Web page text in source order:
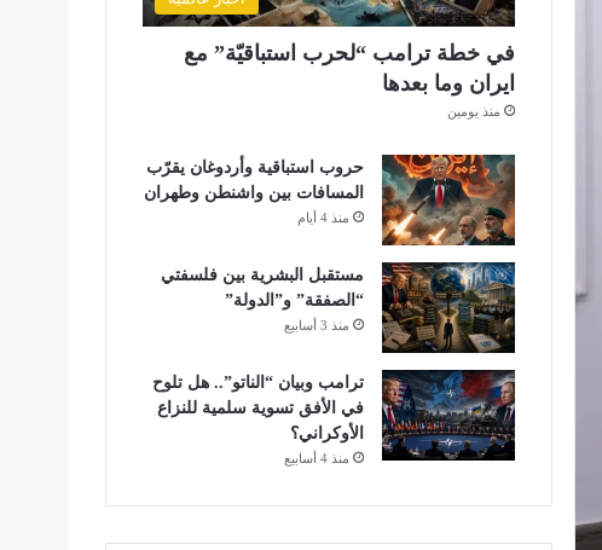
في خطة ترامب “لحرب استباقيّة” مع
ايران وما بعدها
منذ يومين
حروب استباقية وأردوغان يقرّب
المسافات بين واشنطن وطهران
منذ 4 أيام
مستقبل البشرية بين فلسفتي
“الصفقة” و”الدولة”
منذ 3 أسابيع
ترامب وبيان “الناتو”.. هل تلوح
في الأفق تسوية سلمية للنزاع
الأوكراني؟
منذ 4 أسابيع